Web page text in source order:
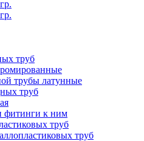
труб
трубы латунные
труб
фитинги к ним
труб
труб